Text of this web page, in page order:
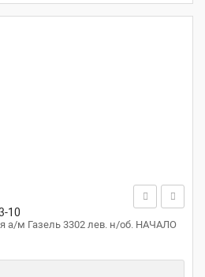
10
а/м Газель 3302 лев. н/об. НАЧАЛО